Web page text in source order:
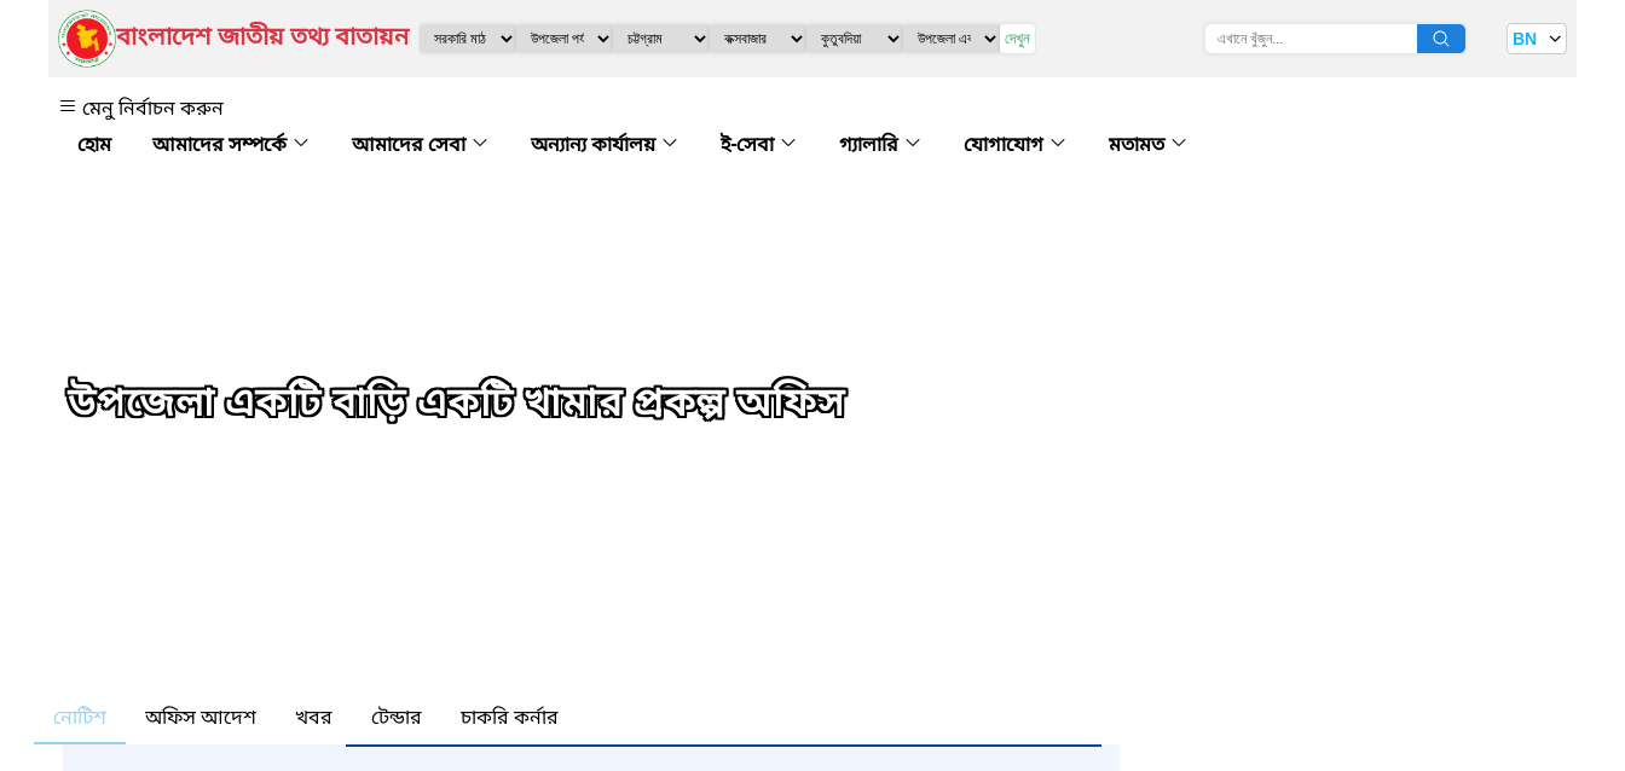
বাংলাদেশ জাতীয় তথ্য বাতায়ন দেখুন BN
মেনু নির্বাচন করুন
আমাদের সম্পর্কে
আমাদের সেবা অন্যান্য কার্যালয় ই-সেবা গ্যালারি যোগাযোগ মতামত
উপজেলা একটি বাড়ি একটি খামার প্রকল্প অফিস
নোটিশ অফিস আদেশ খবর টেন্ডার চাকরি কর্নার